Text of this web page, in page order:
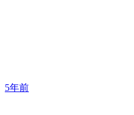
5年前